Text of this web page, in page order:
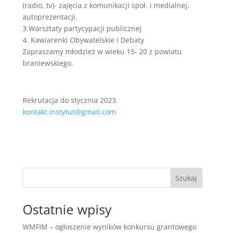
(radio, tv)- zajęcia z komunikacji społ. i medialnej,
autoprezentacji.
3.Warsztaty partycypacji publicznej
4. Kawiarenki Obywatelskie i Debaty
Zapraszamy młodzież w wieku 15- 20 z powiatu
braniewskiego.
Rekrutacja do stycznia 2023.
kontakt.instytut@gmail.com
Szukaj
Ostatnie wpisy
WMFIM – ogłoszenie wyników konkursu grantowego